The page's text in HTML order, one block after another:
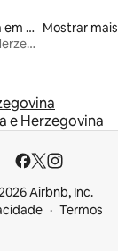
Aluguéis por temporada em hotéis-fazenda
Federação da Bósnia e Herzegovina
Mostrar mais
e Herzegovina
Airbnb, Inc.
Termos